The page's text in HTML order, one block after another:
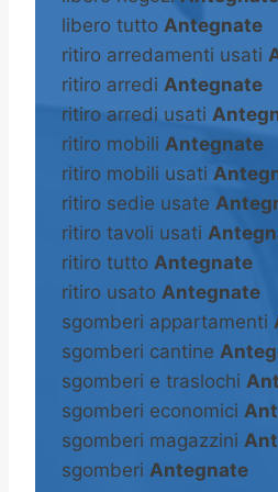
libero tutto Antegnate
ritiro arredamenti usati
ritiro arredi Antegnate
ritiro arredi usati
ritiro mobili Antegnate
ritiro mobili usati
ritiro sedie usate
ritiro tavoli usati
ritiro tutto Antegnate
ritiro usato Antegnate
sgomberi appartamenti
sgomberi cantine
sgomberi e traslochi
sgomberi economici
sgomberi magazzini
sgomberi Antegnate